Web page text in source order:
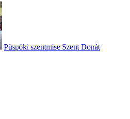
Püspöki szentmise Szent Donát